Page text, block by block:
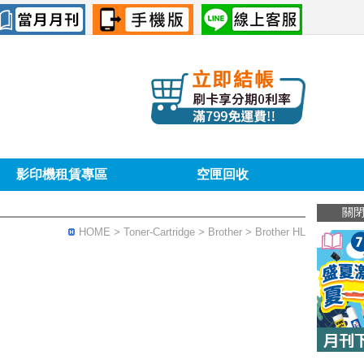
關閉
影印機租賃專區 空匣回收
HOME > Toner-Cartridge > Brother > Brother HL